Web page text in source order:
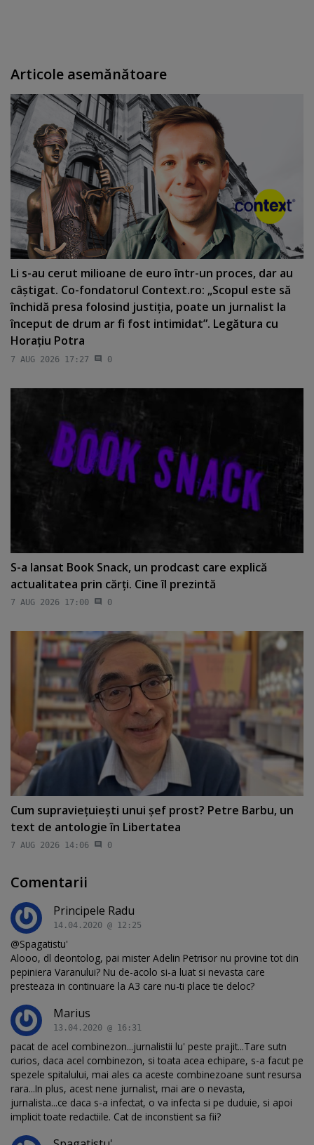
Articole asemănătoare
Li s-au cerut milioane de euro într-un proces, dar au
câştigat. Co-fondatorul Context.ro: „Scopul este să
închidă presa folosind justiţia, poate un jurnalist la
început de drum ar fi fost intimidat”. Legătura cu
Horaţiu Potra
7 AUG 2026 17:27 0
S-a lansat Book Snack, un prodcast care explică
actualitatea prin cărţi. Cine îl prezintă
7 AUG 2026 17:00 0
Cum supravieţuieşti unui şef prost? Petre Barbu, un
text de antologie în Libertatea
7 AUG 2026 14:06 0
Comentarii
Principele Radu
14.04.2020 @ 12:25
@Spagatistu'
Alooo, dl deontolog, pai mister Adelin Petrisor nu provine tot din
pepiniera Varanului? Nu de-acolo si-a luat si nevasta care
presteaza in continuare la A3 care nu-ti place tie deloc?
Marius
13.04.2020 @ 16:31
pacat de acel combinezon...jurnalistii lu' peste prajit...Tare sutn
curios, daca acel combinezon, si toata acea echipare, s-a facut pe
spezele spitalului, mai ales ca aceste combinezoane sunt resursa
rara...In plus, acest nene jurnalist, mai are o nevasta,
jurnalista...ce daca s-a infectat, o va infecta si pe duduie, si apoi
implicit toate redactiile. Cat de inconstient sa fii?